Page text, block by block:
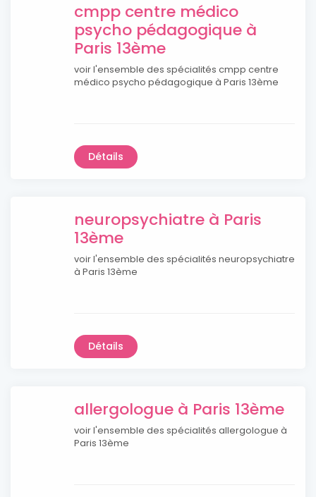
cmpp centre médico
psycho pédagogique à
Paris 13ème
voir l'ensemble des spécialités cmpp centre
médico psycho pédagogique à Paris 13ème
Détails
neuropsychiatre à Paris
13ème
voir l'ensemble des spécialités neuropsychiatre
à Paris 13ème
Détails
allergologue à Paris 13ème
voir l'ensemble des spécialités allergologue à
Paris 13ème